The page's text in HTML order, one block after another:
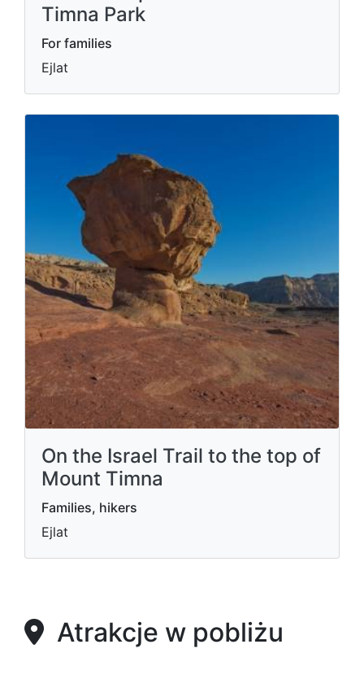
Timna Park
For families
Ejlat
On the Israel Trail to the top of
Mount Timna
Families, hikers
Ejlat
Atrakcje w pobliżu